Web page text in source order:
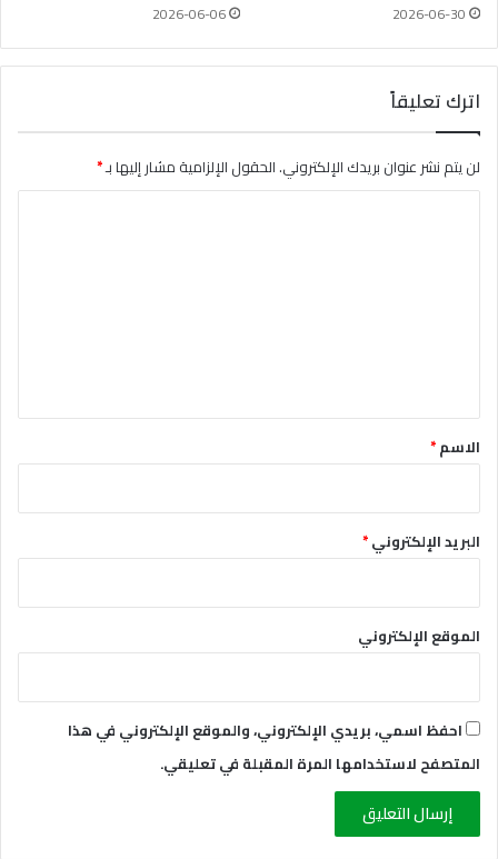
2026-06-30
2026-06-06
اترك تعليقاً
لن يتم نشر عنوان بريدك الإلكتروني.الحقول الإلزامية مشار إليها بـ*
*الاسم*
البريد الإلكتروني*
الموقع الإلكتروني
احفظ اسمي، بريدي الإلكتروني، والموقع الإلكتروني في هذا
المتصفح لاستخدامها المرة المقبلة في تعليقي.